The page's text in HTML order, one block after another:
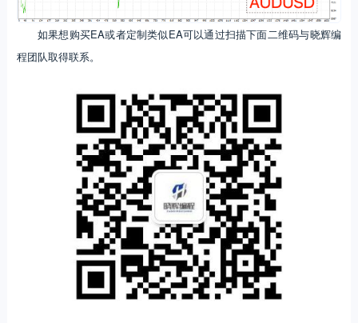
如果想购买EA或者定制类似EA可以通过扫描下面二维码与晓辉编
程团队取得联系。